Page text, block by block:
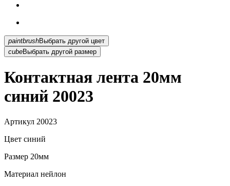
paintbrush
Выбрать другой цвет
cubeВыбрать другой размер
Контактная лента 20мм
синий 20023
Артикул 20023
Цвет синий
Размер 20мм
Материал нейлон